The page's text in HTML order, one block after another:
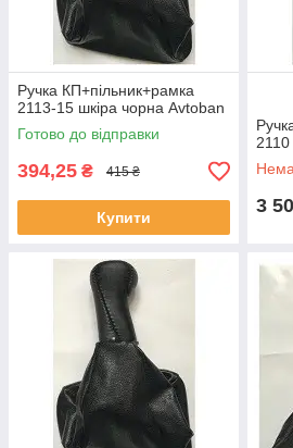
Ручка КП+пільник+рамка
2113-15 шкіра чорна Avtoban
Готово до відправки
394,25 ₴ 415 ₴
Купити
3